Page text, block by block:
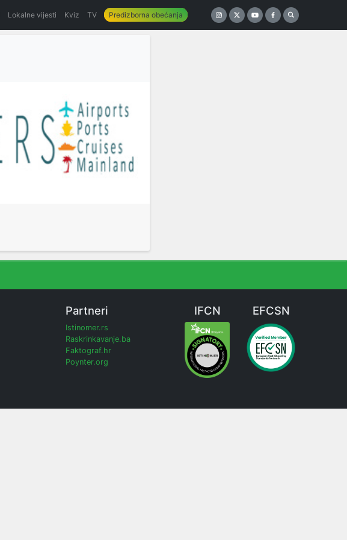
Lokalne vijesti Kviz TV Predizborna obećanja
Partneri
Istinomer.rs
Raskrinkavanje.ba
Faktograf.hr
Poynter.org
IFCN EFCSN